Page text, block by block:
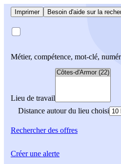
Imprimer Besoin d'aide sur la
Métier, compétence, mot-clé,
Lieu de travail
Distance autour du lieu choisi
Rechercherdes offres
Créer une alerte